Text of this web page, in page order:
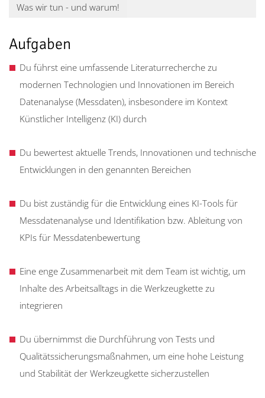
Was wir tun - und warum!
Aufgaben
Du führst eine umfassende Literaturrecherche zu
modernen Technologien und Innovationen im Bereich
Datenanalyse (Messdaten), insbesondere im Kontext
Künstlicher Intelligenz (KI) durch
Du bewertest aktuelle Trends, Innovationen und technische
Entwicklungen in den genannten Bereichen
Du bist zuständig für die Entwicklung eines KI-Tools für
Messdatenanalyse und Identifikation bzw. Ableitung von
KPIs für Messdatenbewertung
Eine enge Zusammenarbeit mit dem Team ist wichtig, um
Inhalte des Arbeitsalltags in die Werkzeugkette zu
integrieren
Du übernimmst die Durchführung von Tests und
Qualitätssicherungsmaßnahmen, um eine hohe Leistung
und Stabilität der Werkzeugkette sicherzustellen